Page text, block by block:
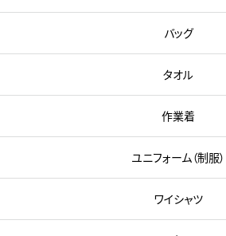
バッグ
タオル
作業着
ユニフォーム（制服）
ワイシャツ